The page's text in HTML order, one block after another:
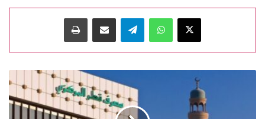
‫X
واتسابتيلقراممشاركة عبر البريد طباعة
احتياطي